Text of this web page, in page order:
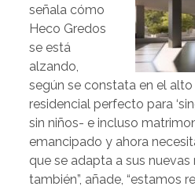
señala cómo
Heco Gredos
se está
alzando,
según se constata en el
residencial perfecto para
sin niños- e incluso
emancipado y ahora
que se adapta a sus nuevas
también”, añade, “estamos